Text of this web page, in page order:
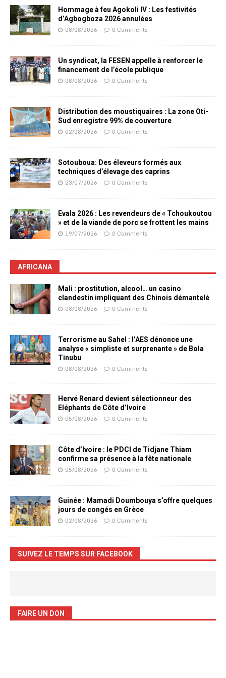
Hommage à feu Agokoli IV : Les festivités
d’Agbogboza 2026 annulées
08/08/2026 0 Comments
Un syndicat, la FESEN appelle à renforcer le
financement de l’école publique
08/08/2026 0 Comments
Distribution des moustiquaires : La zone Oti-
Sud enregistre 99% de couverture
02/08/2026 0 Comments
Sotouboua: Des éleveurs formés aux
techniques d’élevage des caprins
23/07/2026 0 Comments
Evala 2026 : Les revendeurs de « Tchoukoutou
» et de la viande de porc se frottent les mains
19/07/2026 0 Comments
AFRICANA
Mali : prostitution, alcool… un casino
clandestin impliquant des Chinois démantelé
08/08/2026 0 Comments
Terrorisme au Sahel : l’AES dénonce une
analyse « simpliste et surprenante » de Bola
Tinubu
08/08/2026 0 Comments
Hervé Renard devient sélectionneur des
Eléphants de Côte d’Ivoire
05/08/2026 0 Comments
Côte d’Ivoire : le PDCI de Tidjane Thiam
confirme sa présence à la fête nationale
05/08/2026 0 Comments
Guinée : Mamadi Doumbouya s’offre quelques
jours de congés en Grèce
02/08/2026 0 Comments
SUIVEZ LE TEMPS SUR FACEBOOK
FAIRE UN DON